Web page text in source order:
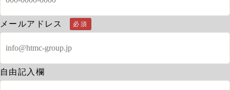
メールアドレス 必須
自由記入欄